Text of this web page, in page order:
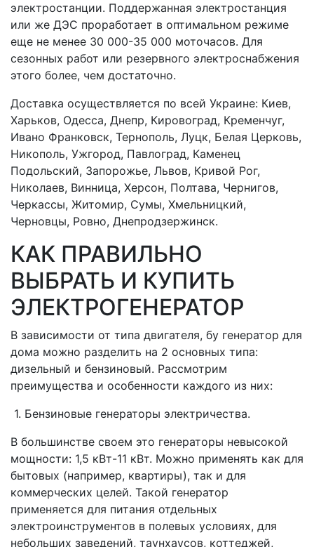
электростанции. Поддержанная электростанция
или же ДЭС проработает в оптимальном режиме
еще не менее 30 000-35 000 моточасов. Для
сезонных работ или резервного электроснабжения
этого более, чем достаточно.
Доставка осуществляется по всей Украине: Киев,
Харьков, Одесса, Днепр, Кировоград, Кременчуг,
Ивано Франковск, Тернополь, Луцк, Белая Церковь,
Никополь, Ужгород, Павлоград, Каменец
Подольский, Запорожье, Львов, Кривой Рог,
Николаев, Винница, Херсон, Полтава, Чернигов,
Черкассы, Житомир, Сумы, Хмельницкий,
Черновцы, Ровно, Днепродзержинск.
КАК ПРАВИЛЬНО
ВЫБРАТЬ И КУПИТЬ
ЭЛЕКТРОГЕНЕРАТОР
В зависимости от типа двигателя, бу генератор для
дома можно разделить на 2 основных типа:
дизельный и бензиновый. Рассмотрим
преимущества и особенности каждого из них:
1. Бензиновые генераторы электричества.
В большинстве своем это генераторы невысокой
мощности: 1,5 кВт-11 кВт. Можно применять как для
бытовых (например, квартиры), так и для
коммерческих целей. Такой генератор
применяется для питания отдельных
электроинструментов в полевых условиях, для
небольших заведений, таунхаусов, коттеджей,